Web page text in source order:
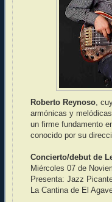
Roberto Reynoso,
armónicas y
un firme fundamento
conocido por su
Concierto/debut de
Miércoles 07 de
Presenta: Jazz
La Cantina de El